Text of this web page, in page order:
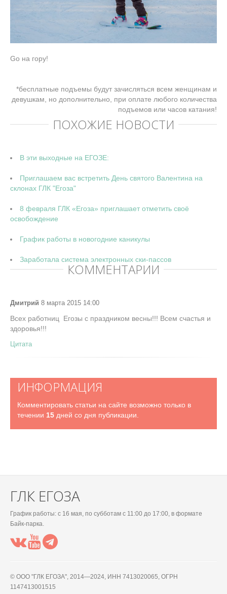
Go на гору!
*бесплатные подъемы будут зачисляться всем женщинам и
девушкам, но дополнительно, при оплате любого количества
подъемов или часов катания!
ПОХОЖИЕ НОВОСТИ
В эти выходные на ЕГОЗЕ:
Приглашаем вас встретить День святого Валентина на
склонах ГЛК "Егоза"
8 февраля ГЛК «Егоза» приглашает отметить своё
освобождение
График работы в новогодние каникулы
Заработала система электронных ски-пассов
КОММЕНТАРИИ
Дмитрий 8 марта 2015 14:00
Всех работниц Егозы с праздником весны!!! Всем счастья и
здоровья!!!
Цитата
ИНФОРМАЦИЯ
Комментировать статьи на сайте возможно только в
течении 15 дней со дня публикации.
ГЛК ЕГОЗА
График работы: c 16 мая, по субботам с 11:00 до 17:00, в формате
Байк-парка.
© OOO "ГЛК ЕГОЗА", 2014—2024, ИНН 7413020065, ОГРН
1147413001515